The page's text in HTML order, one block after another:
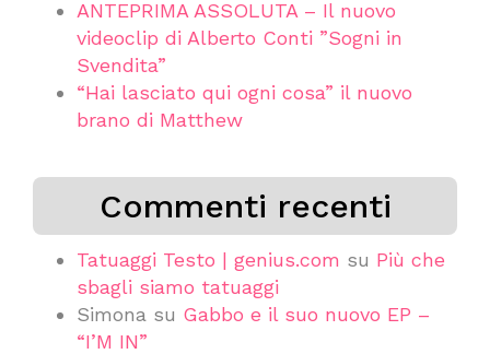
ANTEPRIMA ASSOLUTA – Il nuovo
videoclip di Alberto Conti ”Sogni in
Svendita”
“Hai lasciato qui ogni cosa” il nuovo
brano di Matthew
Commenti recenti
Tatuaggi Testo | genius.com su Più che
sbagli siamo tatuaggi
Simona su Gabbo e il suo nuovo EP –
“I’M IN”